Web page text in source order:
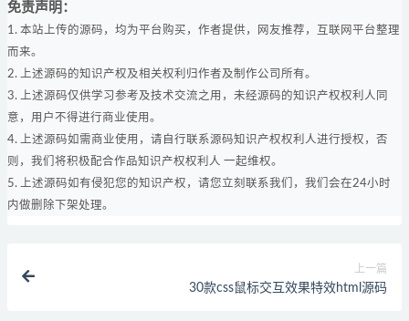
免责声明：
1. 本站上传的源码，均为平台购买，作者提供，网友推荐，互联网平台整理
而来。
2. 上述源码的知识产权及相关权利归作者及制作公司所有。
3. 上述源码仅供学习参考及技术交流之用，未经源码的知识产权权利人同
意，用户不得进行商业使用。
4. 上述源码如需商业使用，请自行联系源码知识产权权利人进行授权，否
则，我们将积极配合作品知识产权权利人 一起维权。
5. 上述源码如有侵犯您的知识产权，请您立刻联系我们，我们会在24小时
内做删除下架处理。
上一篇
30款css鼠标交互效果特效html源码